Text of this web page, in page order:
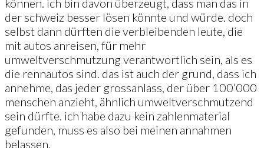
können. ich bin davon überzeugt, dass man das in
der schweiz besser lösen könnte und würde. doch
selbst dann dürften die verbleibenden leute, die
mit autos anreisen, für mehr
umweltverschmutzung verantwortlich sein, als es
die rennautos sind. das ist auch der grund, dass ich
annehme, das jeder grossanlass, der über 100’000
menschen anzieht, ähnlich umweltverschmutzend
sein dürfte. ich habe dazu kein zahlenmaterial
gefunden, muss es also bei meinen annahmen
belassen.